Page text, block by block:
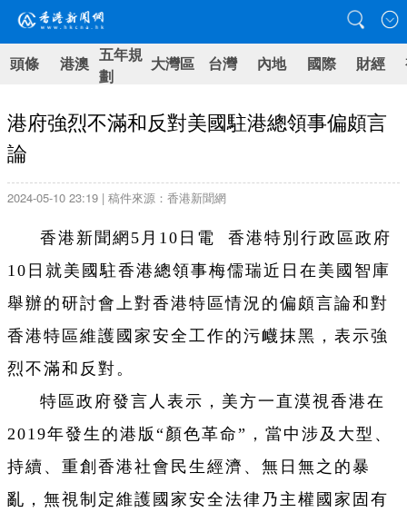
頭條 港澳 五年規
劃
大灣區 台灣 內地 國際 財經
港府強烈不滿和反對美國駐港總領事偏頗言
論
2024-05-10 23:19 | 稿件來源：香港新聞網
香港新聞網5月10日電 香港特別行政區政府
10日就美國駐香港總領事梅儒瑞近日在美國智庫
舉辦的研討會上對香港特區情況的偏頗言論和對
香港特區維護國家安全工作的污衊抹黑，表示強
烈不滿和反對。
特區政府發言人表示，美方一直漠視香港在
2019年發生的港版“顏色革命”，當中涉及大型、
持續、重創香港社會民生經濟、無日無之的暴
亂，無視制定維護國家安全法律乃主權國家固有